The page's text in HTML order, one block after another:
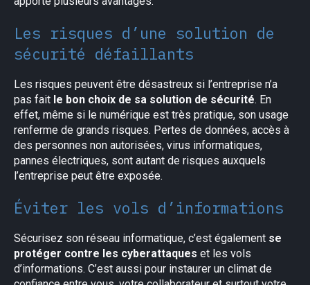
Les risques d’une solution de
sécurité défaillants
Les risques peuvent être désastreux si l’entreprise n’a
pas fait le bon choix de sa solution de sécurité. En
effet, même si le numérique est très pratique, son usage
renferme de grands risques. Pertes de données, accès à
des personnes non autorisées, virus informatiques,
pannes électriques, sont autant de risques auxquels
l’entreprise peut être exposée.
Éviter les vols d’informations
Sécurisez son réseau informatique, c’est également se
protéger contre les cyberattaques et les vols
d’informations. C’est aussi pour instaurer un climat de